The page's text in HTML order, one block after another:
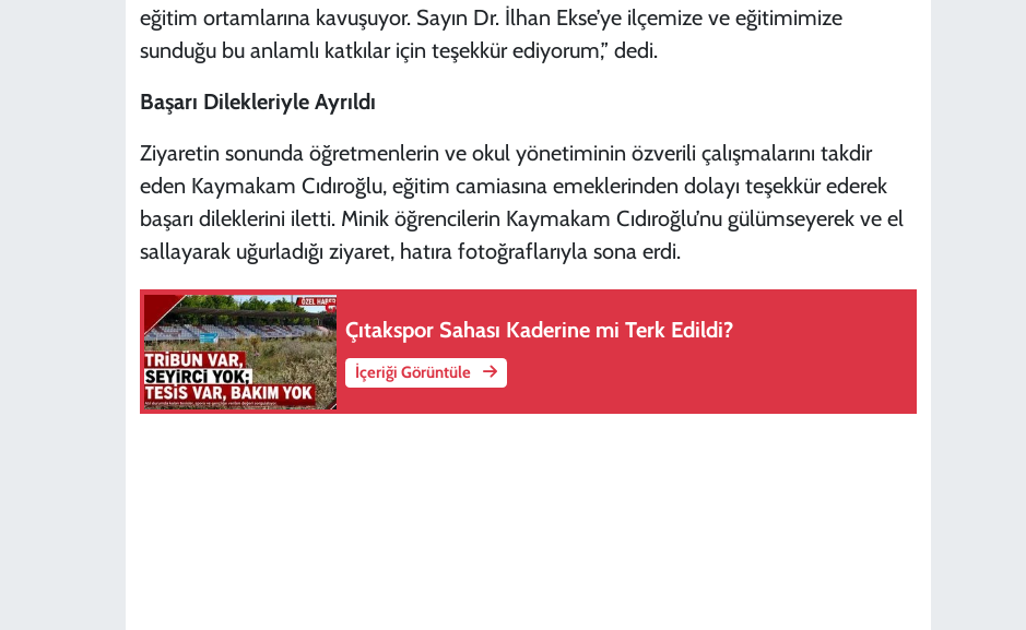
eğitim ortamlarına kavuşuyor. Sayın Dr. İlhan Ekse’ye ilçemize ve eğitimimize
sunduğu bu anlamlı katkılar için teşekkür ediyorum,” dedi.
Başarı Dilekleriyle Ayrıldı
Ziyaretin sonunda öğretmenlerin ve okul yönetiminin özverili çalışmalarını takdir
eden Kaymakam Cıdıroğlu, eğitim camiasına emeklerinden dolayı teşekkür ederek
başarı dileklerini iletti. Minik öğrencilerin Kaymakam Cıdıroğlu’nu gülümseyerek ve el
sallayarak uğurladığı ziyaret, hatıra fotoğraflarıyla sona erdi.
Çıtakspor Sahası Kaderine mi Terk Edildi?
İçeriği Görüntüle